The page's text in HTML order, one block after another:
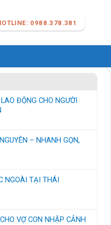
0988.378.381
ĐỘNG CHO NGƯỜI
– NHANH GỌN,
NGOÀI TẠI THÁI
VỢ CON NHẬP CẢNH